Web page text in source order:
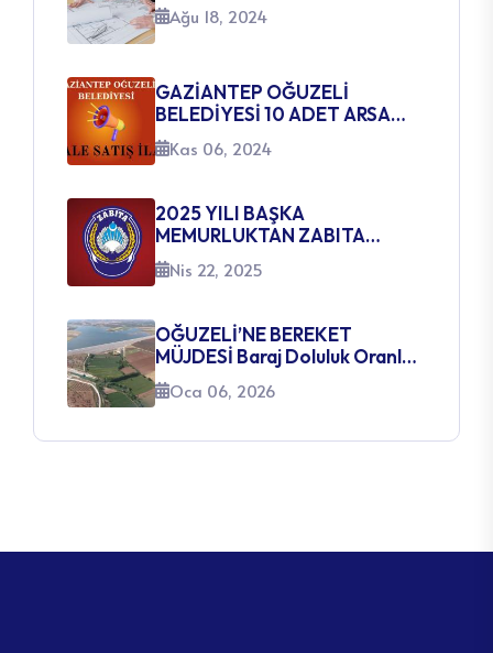
Ağu 18, 2024
GAZİANTEP OĞUZELİ
BELEDİYESİ 10 ADET ARSA
SATIŞ İHALE İLANI
Kas 06, 2024
2025 YILI BAŞKA
MEMURLUKTAN ZABITA
MEMURLUĞUNA GEÇİŞ SINAVI
AÇILACAK KADROLARA
Nis 22, 2025
OĞUZELİ’NE BEREKET
MÜJDESİ Baraj Doluluk Oranları
Yüzleri Güldürüyor
Oca 06, 2026